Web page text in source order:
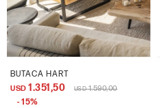
BUTACA HART
USD 1.351,50 USD 1.590,00
15